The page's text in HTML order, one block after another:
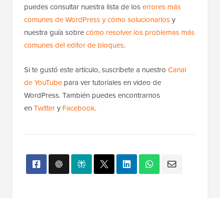
puedes consultar nuestra lista de loserrores más
comunes de WordPress y cómo solucionarlosy
nuestra guía sobrecómo resolver los problemas más
comunes del editor de bloques.
Si te gustó este artículo, suscríbete a nuestro Canal
de YouTube para ver tutoriales en video de
WordPress. También puedes encontrarnos
en Twittery Facebook.